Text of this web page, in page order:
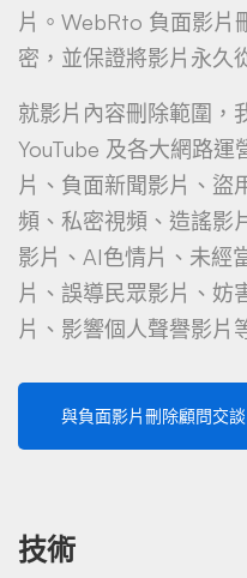
片。WebRto 負面影片
密，並保證將影片永久
就影片內容刪除範圍，
YouTube 及各大網路
片、負面新聞影片、盜
頻、私密視頻、造謠影
影片、AI色情片、未經
片、誤導民眾影片、妨
片、影響個人聲譽影片
與負面影片刪除顧問交談
技術